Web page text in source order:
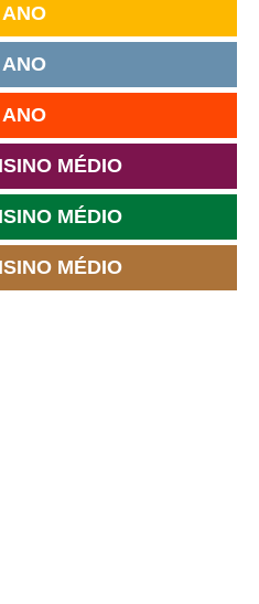
ANO
ANO
ANO
MÉDIO
MÉDIO
MÉDIO